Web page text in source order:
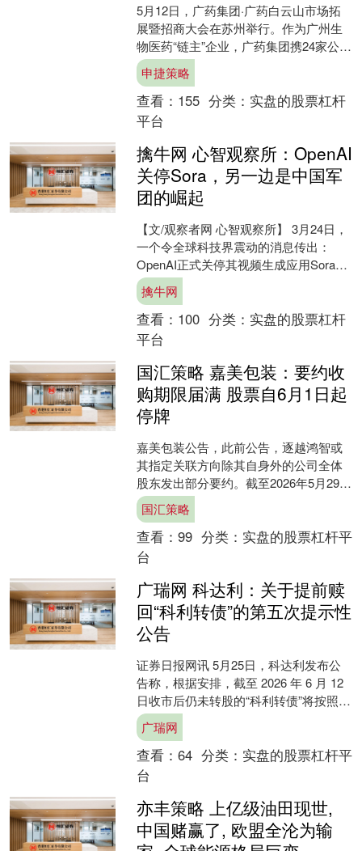
5月12日，广药集团·广药白云山市场拓
展暨招商大会在苏州举行。作为广州生
物医药“链主”企业，广药集团携24家公司
下属及关联企业、13家中华老字号及多
款新品亮相，....
申捷策略
查看： 155 分类： 实盘的股票杠杆
平台
擒牛网 心智观察所：OpenAI
关停Sora，另一边是中国军
团的崛起
【文/观察者网 心智观察所】 3月24日，
一个令全球科技界震动的消息传出：
OpenAI正式关停其视频生成应用Sora，
同时终止与迪士尼价值10亿美元的合作
协议。....
擒牛网
查看： 100 分类： 实盘的股票杠杆
平台
国汇策略 嘉美包装：要约收
购期限届满 股票自6月1日起
停牌
嘉美包装公告，此前公告，逐越鸿智或
其指定关联方向除其自身外的公司全体
股东发出部分要约。截至2026年5月29
日，本次要约收购期限已届满。鉴于本
次要约收购结果需进....
国汇策略
查看： 99 分类： 实盘的股票杠杆平
台
广瑞网 科达利：关于提前赎
回“科利转债”的第五次提示性
公告
证券日报网讯 5月25日，科达利发布公
告称，根据安排，截至 2026 年 6 月 12
日收市后仍未转股的“科利转债”将按照
101.405 元/张（含息税）的....
广瑞网
查看： 64 分类： 实盘的股票杠杆平
台
亦丰策略 上亿级油田现世,
中国赌赢了, 欧盟全沦为输